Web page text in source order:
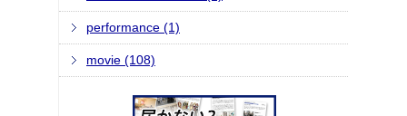
performance (1)
movie (108)